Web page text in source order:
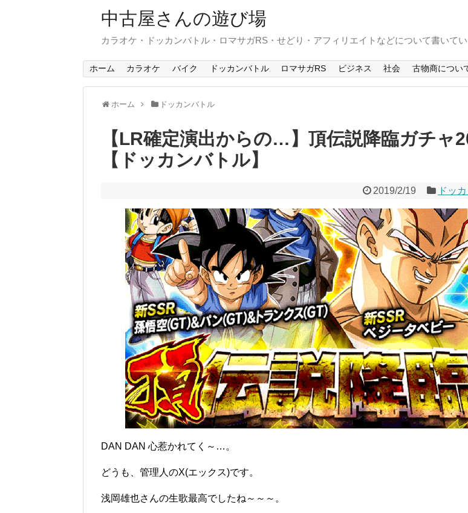
中古屋さんの遊び場
カラオケ・ドッカンバトル・ロマサガRS・せどり・アフィリエイトなどについて書いてい
ホーム カラオケ バイク ドッカンバトル ロマサガRS ビジネス 社会 古物商につい
ホーム ドッカンバトル
【LR確定演出からの…】頂伝説降臨ガチャ
【ドッカンバトル】
2019/2/19 ドッ
DAN DAN 心惹かれてく～…。
どうも、管理人のX(エックス)です。
浅岡雄也さんの生歌最高でしたね～～～。